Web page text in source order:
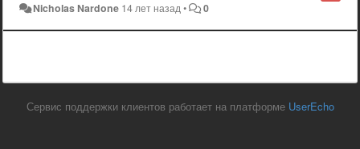
Nicholas Nardone 14 лет назад• 0
Сервис поддержки клиентов работает на платформе UserEcho